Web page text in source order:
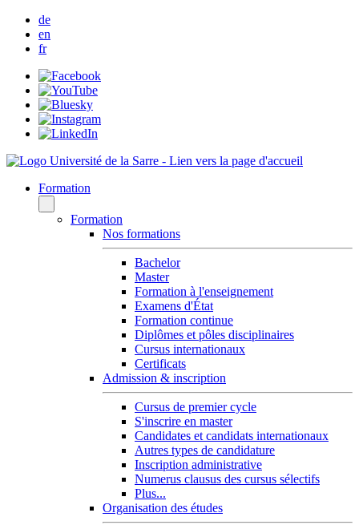
de
en
fr
Formation
Formation
Nos formations
Bachelor
Master
Formation à l'enseignement
Examens d'État
Formation continue
Diplômes et pôles disciplinaires
Cursus internationaux
Certificats
Admission & inscription
Cursus de premier cycle
S'inscrire en master
Candidates et candidats internationaux
Autres types de candidature
Inscription administrative
Numerus clausus des cursus sélectifs
Plus...
Organisation des études